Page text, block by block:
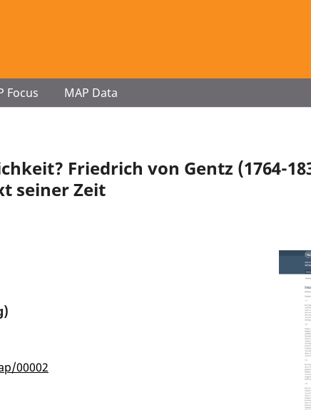
Focus MAP Data
Friedrich von Gentz (1764-
seiner Zeit
00002